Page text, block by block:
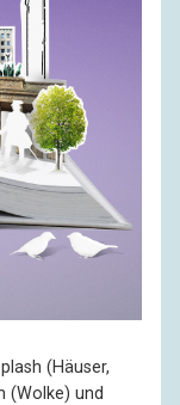
(Häuser,
(Wolke) und